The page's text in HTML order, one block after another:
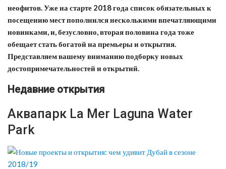
неофитов. Уже на старте 2018 года список обязательных к
посещению мест пополнился несколькими впечатляющими
новинками, и, безусловно, вторая половина года тоже
обещает стать богатой на премьеры и открытия.
Представляем вашему вниманию подборку новых
достопримечательностей и открытий.
Недавние открытия
Аквапарк La Mer Laguna Water
Park